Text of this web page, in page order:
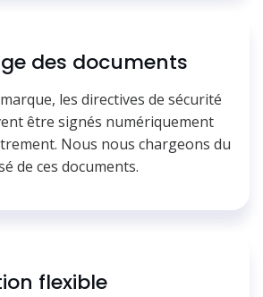
des documents
les directives de sécurité
être signés numériquement
Nous nous chargeons du
de ces documents.
flexible